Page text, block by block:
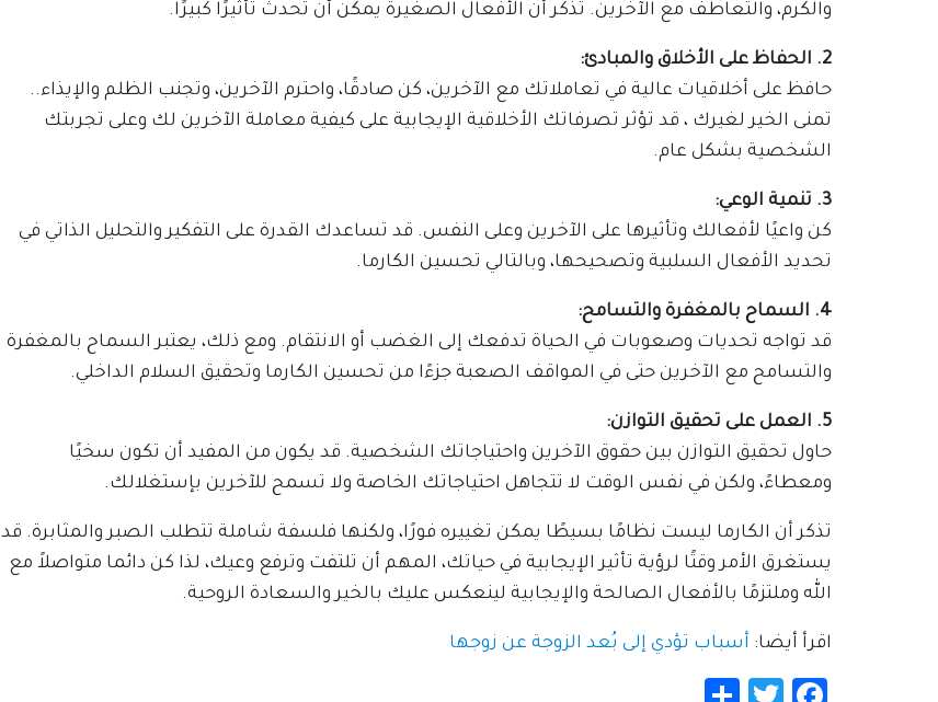
والكرم، والتعاطف مع الآخرين. تذكر أن الأفعال الصغيرة يمكن أن تحدث تأثيرًا كبيرًا.
2. الحفاظ على الأخلاق والمبادئ:
حافظ على أخلاقيات عالية في تعاملاتك مع الآخرين، كن صادقًا، واحترم الآخرين، وتجنب الظلم والإيذاء..
تمنى الخير لغيرك ، قد تؤثر تصرفاتك الأخلاقية الإيجابية على كيفية معاملة الآخرين لك وعلى تجربتك
الشخصية بشكل عام.
3. تنمية الوعي:
كن واعيًا لأفعالك وتأثيرها على الآخرين وعلى النفس. قد تساعدك القدرة على التفكير والتحليل الذاتي في
تحديد الأفعال السلبية وتصحيحها، وبالتالي تحسين الكارما.
4. السماح بالمغفرة والتسامح:
قد تواجه تحديات وصعوبات في الحياة تدفعك إلى الغضب أو الانتقام. ومع ذلك، يعتبر السماح بالمغفرة
والتسامح مع الآخرين حتى في المواقف الصعبة جزءًا من تحسين الكارما وتحقيق السلام الداخلي.
5. العمل على تحقيق التوازن:
حاول تحقيق التوازن بين حقوق الآخرين واحتياجاتك الشخصية. قد يكون من المفيد أن تكون سخيًا
ومعطاءً، ولكن في نفس الوقت لا تتجاهل احتياجاتك الخاصة ولا تسمح للآخرين بإستغلالك.
تذكر أن الكارما ليست نظامًا بسيطًا يمكن تغييره فورًا، ولكنها فلسفة شاملة تتطلب الصبر والمثابرة. قد
يستغرق الأمر وقتًا لرؤية تأثير الإيجابية في حياتك، المهم أن تلتفت وترفع وعيك، لذا كن دائما متواصلاً مع
الله وملتزمًا بالأفعال الصالحة والإيجابية لينعكس عليك بالخير والسعادة الروحية.
اقرأ أيضا: أسباب تؤدي إلى بُعد الزوجة عن زوجها